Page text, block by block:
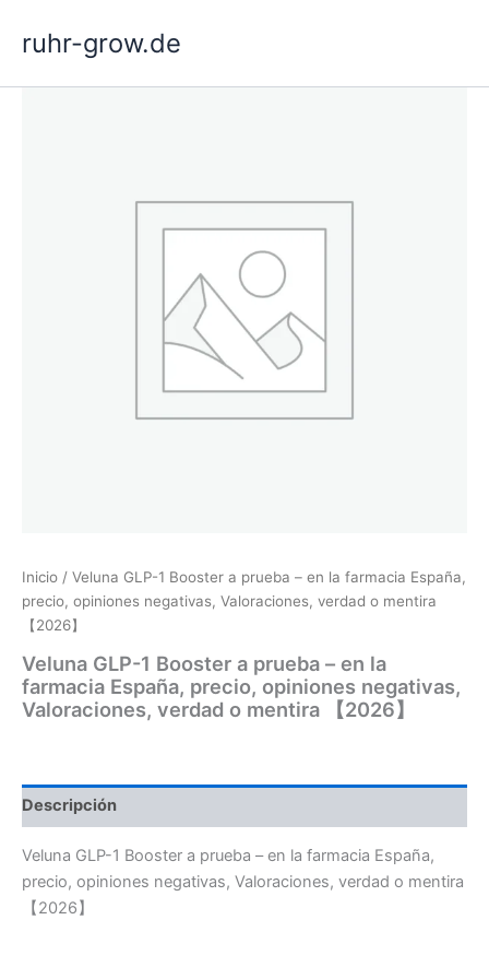
ruhr-grow.de
Inicio / Veluna GLP-1 Booster a prueba – en la farmacia España,
precio, opiniones negativas, Valoraciones, verdad o mentira
【2026】
Veluna GLP-1 Booster a prueba – en la
farmacia España, precio, opiniones negativas,
Valoraciones, verdad o mentira 【2026】
Descripción
Veluna GLP-1 Booster a prueba – en la farmacia España,
precio, opiniones negativas, Valoraciones, verdad o mentira
【2026】